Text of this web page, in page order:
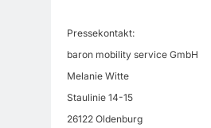
Pressekontakt:
baron mobility service GmbH
Melanie Witte
Staulinie 14-15
26122 Oldenburg